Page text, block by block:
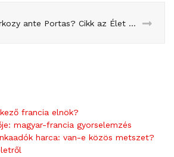
184. Sarkozy ante Portas? Cikk az Élet és Irodalomban
francia elnök?
magyar-francia gyorselemzés
harca: van-e közös metszet?